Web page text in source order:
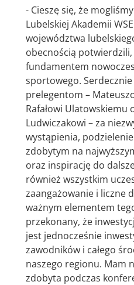
- Cieszę się, że
Lubelskiej Akademii
województwa
obecnością
fundamentem
sportowego.
prelegentom –
Rafałowi Ulatowskiemu
Ludwiczakowi – za
wystąpienia,
zdobytym na
oraz inspirację do
również wszystkim
zaangażowanie i liczne
ważnym elementem
przekonany, że
jest jednocześnie
zawodników i całego
naszego regionu. Mam
zdobyta podczas